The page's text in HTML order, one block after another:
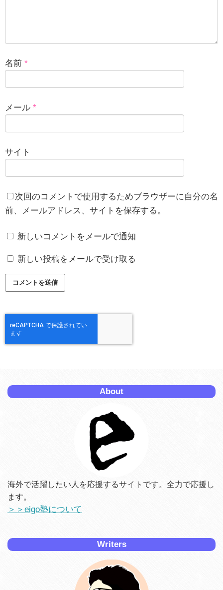
名前 *
メール *
サイト
次回のコメントで使用するためブラウザーに自分の名
前、メールアドレス、サイトを保存する。
新しいコメントをメールで通知
新しい投稿をメールで受け取る
About
海外で活躍したい人を応援するサイトです。全力で応援し
ます。
＞＞eigo塾について
Writers